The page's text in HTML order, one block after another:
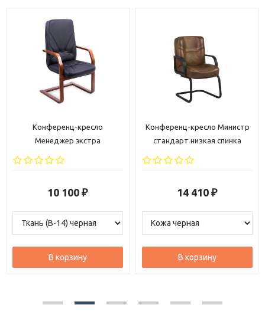
Конференц-кресло
Менеджер экстра
10 100 ₽
В корзину
Конференц-кресло Министр
стандарт низкая спинка
14 410 ₽
В корзину